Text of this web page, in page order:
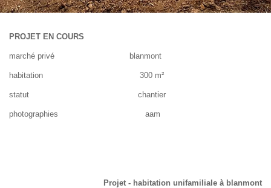
PROJET EN COURS
marché privé blanmont
habitation 300 m²
statut chantier
photographies aam
Projet - habitation unifamiliale à blanmont